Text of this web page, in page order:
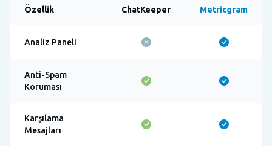
Özellik ChatKeeper Metricgram
Analiz Paneli
Anti-Spam
Koruması
Karşılama
Mesajları